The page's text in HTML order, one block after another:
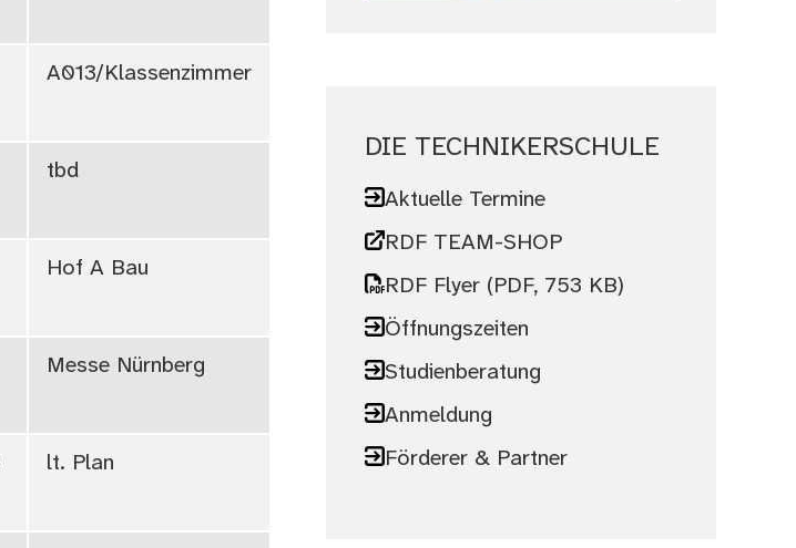
A013/Klassenzimmer
tbd
Hof A Bau
Messe Nürnberg
lt. Plan
DIE TECHNIKERSCHULE
Aktuelle Termine
RDF TEAM-SHOP
RDF Flyer (PDF, 753 KB)
Öffnungszeiten
Studienberatung
Anmeldung
Förderer & Partner